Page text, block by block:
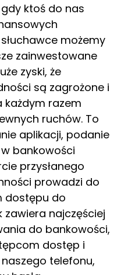
ktoś do nas
możemy
zainwestowane
zyski, że
są zagrożone i
każdym razem
ruchów. To
aplikacji, podanie
bankowości
przysłanego
prowadzi do
dostępu do
zawiera najczęściej
do bankowości,
dostęp i
telefonu,